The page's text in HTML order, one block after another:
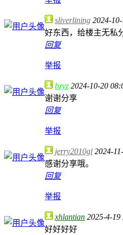
sliverlining 2024-
好东西，给楼主无私
回复
举报
bzyz 2024-10-20
谢谢分享
回复
举报
jerry2010gl 2024-
感谢分享哦。
回复
举报
xhlantian 2025-4-19
好好好好